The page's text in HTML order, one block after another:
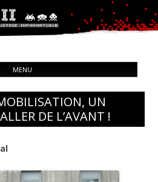
Ouvrière
MENU
UN
DE L’AVANT !